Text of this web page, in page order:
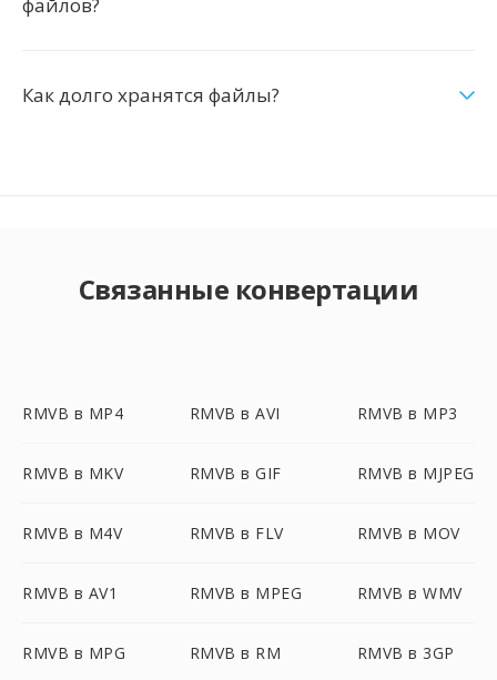
Как долго хранятся файлы?
Связанные конвертации
RMVB в MP4 RMVB в AVI RMVB в MP3
RMVB в MKV RMVB в GIF RMVB в MJPEG
RMVB в M4V RMVB в FLV RMVB в MOV
RMVB в AV1 RMVB в MPEG RMVB в WMV
RMVB в MPG RMVB в RM RMVB в 3GP